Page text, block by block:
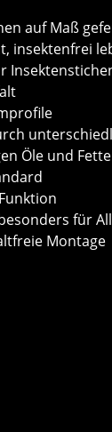
auf Maß
insektenfrei
Öle und Fette
für
Montage